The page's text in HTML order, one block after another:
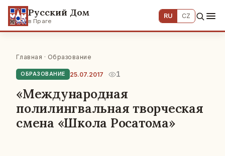
Русский Дом
в Праге
RU CZ
Главная · Образование
ОБРАЗОВАНИЕ 25.07.2017 1
«Международная
полилингвальная творческая
смена «Школа Росатома»